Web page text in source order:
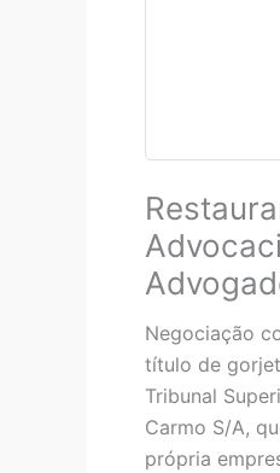
Negociação
título de
Tribunal
Carmo S/A,
própria